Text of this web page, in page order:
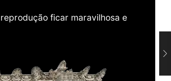
ficar maravilhosa e